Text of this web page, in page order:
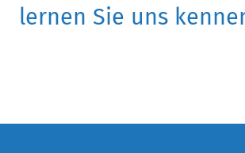
lernen Sie uns